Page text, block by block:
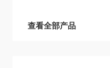
查看全部产品